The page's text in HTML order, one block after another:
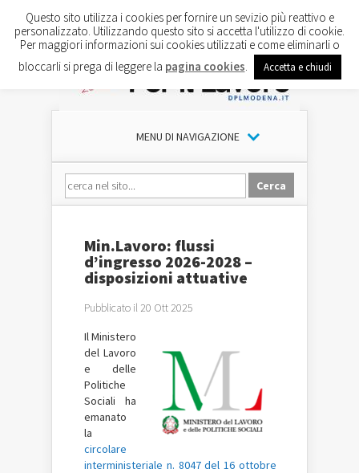
MENU DI NAVIGAZIONE
Min.Lavoro: flussi
d’ingresso 2026-2028 –
disposizioni attuative
Pubblicato il 20 Ott 2025
IlMinistero
del Lavoro
e delle
Politiche
Sociali ha
emanato
la
circolare
interministeriale n. 8047 del 16 ottobre
Questo sito utilizza i cookies per fornire un sevizio più reattivo e
personalizzato. Utilizzando questo sito si accetta l'utilizzo di cookie.
Per maggiori informazioni sui cookies utilizzati e come eliminarli o
bloccarli si prega di leggere la pagina cookies Accetta e chiudi